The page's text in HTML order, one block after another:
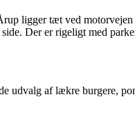
ligger tæt ved
Der er rigeligt med
udvalg af lækre burgere,